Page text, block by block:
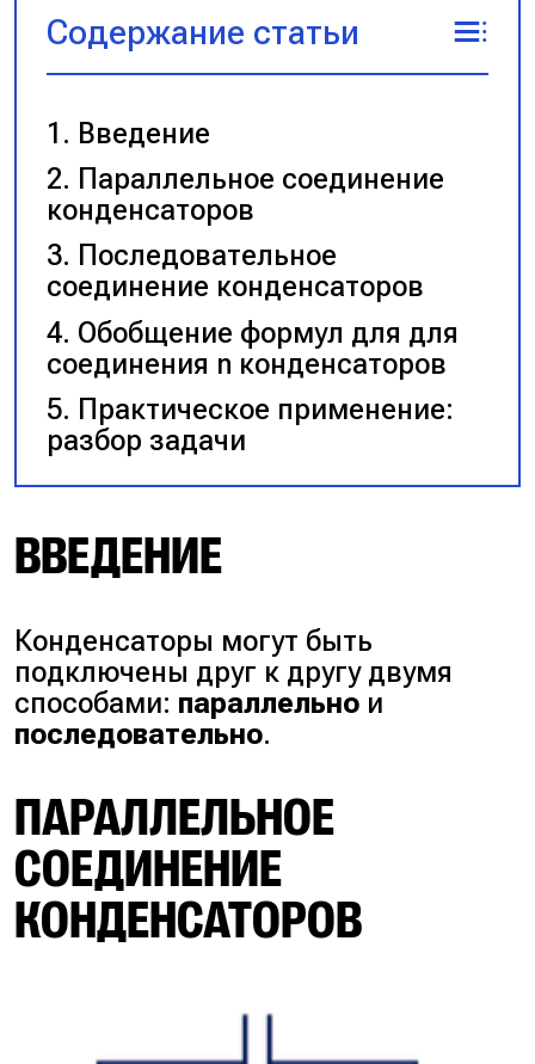
Содержание статьи
Введение
Параллельное соединение
конденсаторов
Последовательное
соединение конденсаторов
Обобщение формул для для
соединения n конденсаторов
Практическое применение:
разбор задачи
ВВЕДЕНИЕ
Конденсаторы могут быть
подключены друг к другу двумя
способами: параллельно и
последовательно.
ПАРАЛЛЕЛЬНОЕ
СОЕДИНЕНИЕ
КОНДЕНСАТОРОВ